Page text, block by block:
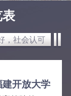
，社会认可
开放大学